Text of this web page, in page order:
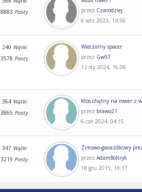
8883 Posty
przez Czarodziej
6 wrz 2023, 14:56
240 Wątki
3578 Posty
Wieczorny spacer
przez Gw97
12 sty 2024, 16:06
364 Wątki
3865 Posty
Ktos chętny na rower z
przez brawo21
6 cze 2024, 04:15
347 Wątki
3219 Posty
Zimowo-gwiazdkowy
przez AdamBoltryk
18 gru 2015, 19:17